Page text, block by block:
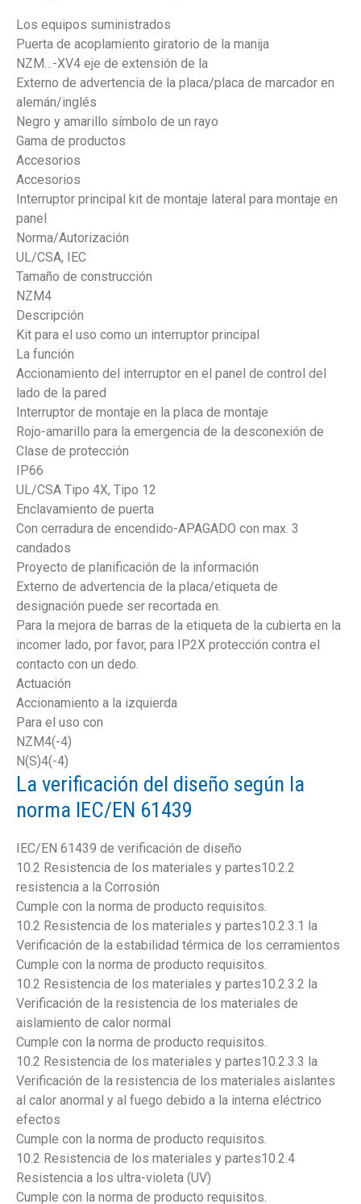
Los equipos suministrados
Puerta de acoplamiento giratorio de la manija
NZM…-XV4 eje de extensión de la
Externo de advertencia de la placa/placa de marcador en
alemán/inglés
Negro y amarillo símbolo de un rayo
Gama de productos
Accesorios
Accesorios
Interruptor principal kit de montaje lateral para montaje en
panel
Norma/Autorización
UL/CSA, IEC
Tamaño de construcción
NZM4
Descripción
Kit para el uso como un interruptor principal
La función
Accionamiento del interruptor en el panel de control del
lado de la pared
Interruptor de montaje en la placa de montaje
Rojo-amarillo para la emergencia de la desconexión de
Clase de protección
IP66
UL/CSA Tipo 4X, Tipo 12
Enclavamiento de puerta
Con cerradura de encendido-APAGADO con max. 3
candados
Proyecto de planificación de la información
Externo de advertencia de la placa/etiqueta de
designación puede ser recortada en.
Para la mejora de barras de la etiqueta de la cubierta en la
incomer lado, por favor, para IP2X protección contra el
contacto con un dedo.
Actuación
Accionamiento a la izquierda
Para el uso con
NZM4(-4)
N(S)4(-4)
La verificación del diseño según la
norma IEC/EN 61439
IEC/EN 61439 de verificación de diseño
10.2 Resistencia de los materiales y partes10.2.2
resistencia a la Corrosión
Cumple con la norma de producto requisitos.
10.2 Resistencia de los materiales y partes10.2.3.1 la
Verificación de la estabilidad térmica de los cerramientos
Cumple con la norma de producto requisitos.
10.2 Resistencia de los materiales y partes10.2.3.2 la
Verificación de la resistencia de los materiales de
aislamiento de calor normal
Cumple con la norma de producto requisitos.
10.2 Resistencia de los materiales y partes10.2.3.3 la
Verificación de la resistencia de los materiales aislantes
al calor anormal y al fuego debido a la interna eléctrico
efectos
Cumple con la norma de producto requisitos.
10.2 Resistencia de los materiales y partes10.2.4
Resistencia a los ultra-violeta (UV)
Cumple con la norma de producto requisitos.